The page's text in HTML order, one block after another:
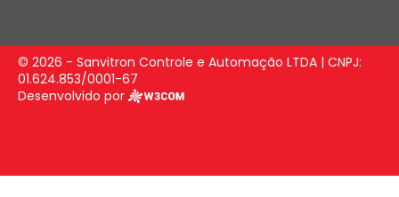
© 2026 - Sanvitron Controle e Automação LTDA | CNPJ:
01.624.853/0001-67
Desenvolvido por